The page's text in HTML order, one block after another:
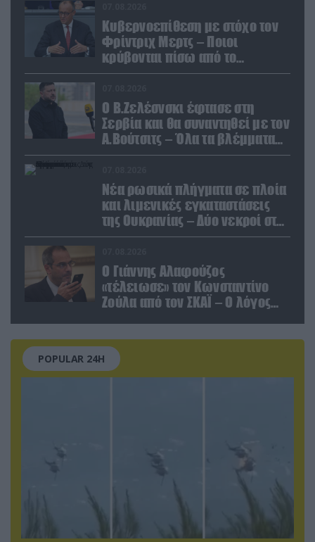
Κυβερνοεπίθεση με στόχο τον
Φρίντριχ Μερτς – Ποιοι
κρύβονται πίσω από το
παραποιημένο βίντεο
Ο Β.Ζελέσνσκι έφτασε στη
Σερβία και θα συναντηθεί με τον
Α.Βούτσιτς – Όλα τα βλέμματα
στις σχέσεις με τη Ρωσία
Νέα ρωσικά πλήγματα σε πλοία
και λιμενικές εγκαταστάσεις
της Ουκρανίας – Δύο νεκροί στην
Κριμαία
Ο Γιάννης Αλαφούζος
«τέλειωσε» τον Κωνσταντίνο
Ζούλα από τον ΣΚΑΪ – Ο λόγος
POPULAR 24H